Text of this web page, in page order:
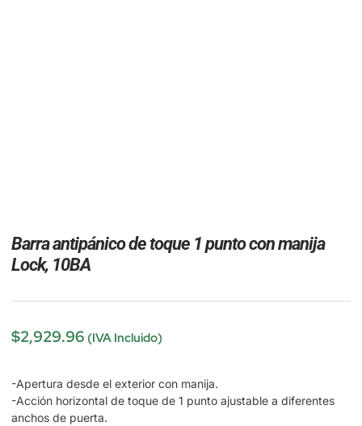
Barra antipánico de toque 1 punto con manija
Lock, 10BA
$2,929.96 (IVA Incluido)
-Apertura desde el exterior con manija.
-Acción horizontal de toque de 1 punto ajustable a diferentes
anchos de puerta.